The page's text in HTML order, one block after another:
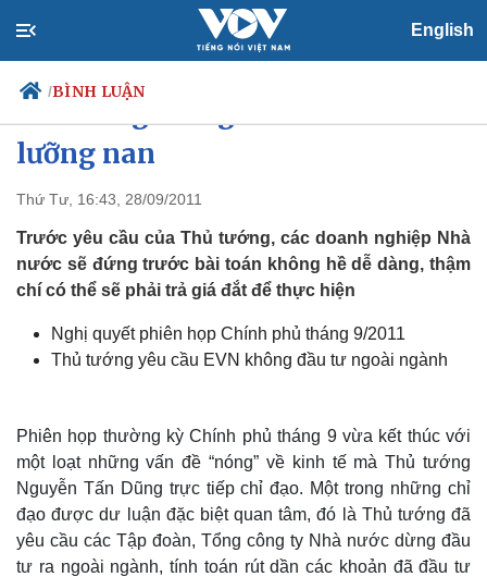
English
/BÌNH LUẬN
Chính trị
Đảng
Tổ chức nhân sự
Quốc hội
Nhận diện sự thật
Tin 24h
Dự báo thời tiết
Giáo dục
Dấu ấn VOV
Việc làm
Biển đảo
lưỡng nan
Thứ Tư, 16:43, 28/09/2011
Trước yêu cầu của Thủ tướng, các doanh nghiệp Nhà
nước sẽ đứng trước bài toán không hề dễ dàng, thậm
chí có thể sẽ phải trả giá đắt để thực hiện
Nghị quyết phiên họp Chính phủ tháng 9/2011
Thủ tướng yêu cầu EVN không đầu tư ngoài ngành
Phiên họp thường kỳ Chính phủ tháng 9 vừa kết thúc với
một loạt những vấn đề “nóng” về kinh tế mà Thủ tướng
Nguyễn Tấn Dũng trực tiếp chỉ đạo. Một trong những chỉ
đạo được dư luận đặc biệt quan tâm, đó là Thủ tướng đã
yêu cầu các Tập đoàn, Tổng công ty Nhà nước dừng đầu
tư ra ngoài ngành, tính toán rút dần các khoản đã đầu tư